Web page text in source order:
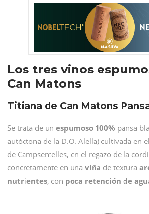
Los tres vinos
Can Matons
Titiana de Can Matons
Se trata de un espumoso 100% pansa
autóctona de la D.O. Alella) cultivada en
de Campsentelles, en el regazo de la
concretamente en una viña de textura
nutrientes, con poca retención de